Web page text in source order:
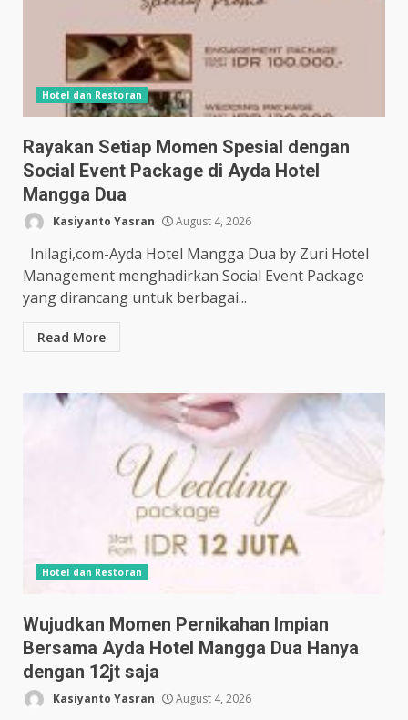
Hotel dan Restoran
Rayakan Setiap Momen Spesial dengan
Social Event Package di Ayda Hotel
Mangga Dua
Kasiyanto Yasran August 4, 2026
Inilagi,com-Ayda Hotel Mangga Dua by Zuri Hotel
Management menghadirkan Social Event Package
yang dirancang untuk berbagai...
Read More
Hotel dan Restoran
Wujudkan Momen Pernikahan Impian
Bersama Ayda Hotel Mangga Dua Hanya
dengan 12jt saja
Kasiyanto Yasran August 4, 2026